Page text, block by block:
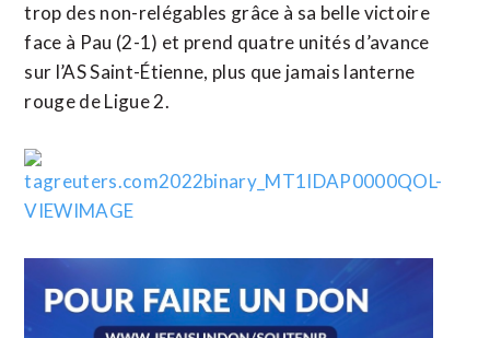
trop des non-relégables grâce à sa belle victoire
face à Pau (2-1) et prend quatre unités d’avance
sur l’AS Saint-Étienne, plus que jamais lanterne
rouge de Ligue 2.